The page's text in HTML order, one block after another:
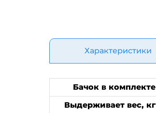
Характеристики
Бачок в комплекте
Выдерживает вес, кг